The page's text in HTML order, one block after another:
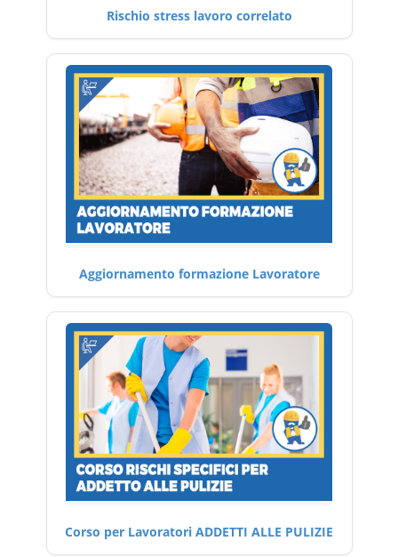
Rischio stress lavoro correlato
Aggiornamento formazione Lavoratore
Corso per Lavoratori ADDETTI ALLE PULIZIE